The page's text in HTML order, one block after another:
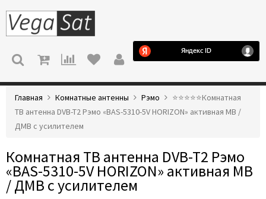
МЕНЮ
Главная Комнатные антенны Рэмо
⭐️⭐️⭐️⭐️⭐️Комнатная
ТВ антенна DVB-T2 Рэмо «BAS-5310-5V HORIZON» активная МВ /
ДМВ с усилителем
Комнатная ТВ антенна DVB-T2 Рэмо
«BAS-5310-5V HORIZON» активная МВ
/ ДМВ с усилителем